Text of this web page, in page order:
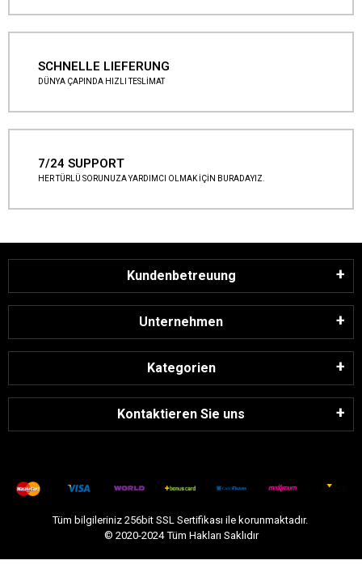
SCHNELLE LIEFERUNG
DÜNYA ÇAPINDA HIZLI TESLİMAT
7/24 SUPPORT
HER TÜRLÜ SORUNUZA YARDIMCI OLMAK İÇİN BURADAYIZ.
Kundenbetreuung
Unternehmen
Kategorien
Kontaktieren Sie uns
Tüm bilgileriniz 256bit SSL Sertifikası ile korunmaktadır.
© 2020-2024Tüm Hakları Saklıdır